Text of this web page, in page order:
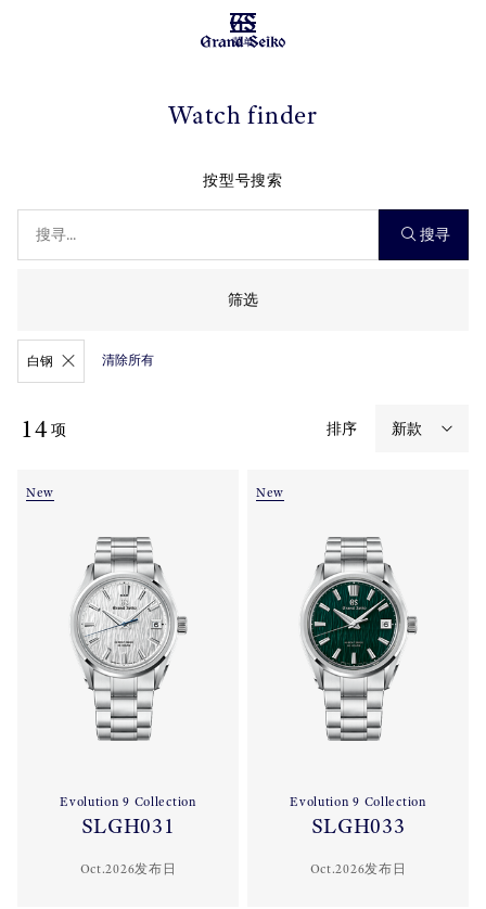
菜单
Watch finder
按型号搜索
搜寻
筛选
白钢 清除所有
14 项 排序
New
Evolution 9 Collection
SLGH031
Oct.2026发布日
New
Evolution 9 Collection
SLGH033
Oct.2026发布日